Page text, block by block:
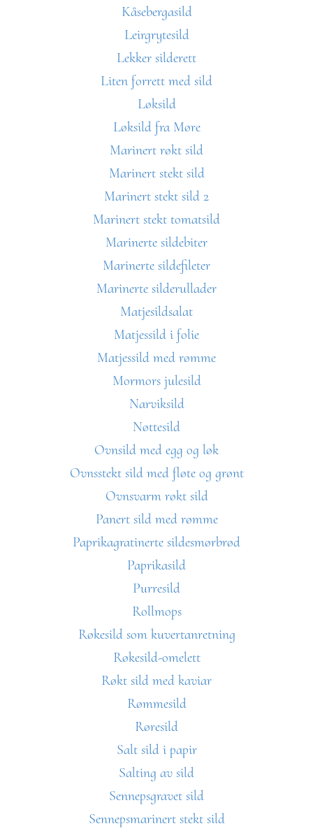
Kåsebergasild
Leirgrytesild
Lekker silderett
Liten forrett med sild
Løksild
Løksild fra Møre
Marinert røkt sild
Marinert stekt sild
Marinert stekt sild 2
Marinert stekt tomatsild
Marinerte sildebiter
Marinerte sildefileter
Marinerte silderullader
Matjesildsalat
Matjessild i folie
Matjessild med rømme
Mormors julesild
Narviksild
Nøttesild
Ovnsild med egg og løk
Ovnsstekt sild med fløte og grønt
Ovnsvarm røkt sild
Panert sild med rømme
Paprikagratinerte sildesmørbrød
Paprikasild
Purresild
Rollmops
Røkesild som kuvertanretning
Røkesild-omelett
Røkt sild med kaviar
Rømmesild
Røresild
Salt sild i papir
Salting av sild
Sennepsgravet sild
Sennepsmarinert stekt sild